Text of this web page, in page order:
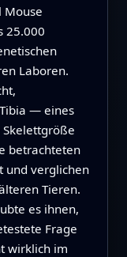
Mouse
25.000
Laboren.
— eines
betrachteten
und verglichen
Tieren.
es ihnen,
Frage
wirklich im